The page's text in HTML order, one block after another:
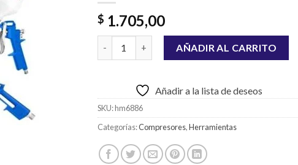
$ 1.705,00
KIT 5 PCS PARA COMPRESOR WADFOW cantidad
AÑADIR AL CARRITO
Añadir a la lista de deseos
SKU:hm6886
Categorías:Compresores,Herramientas